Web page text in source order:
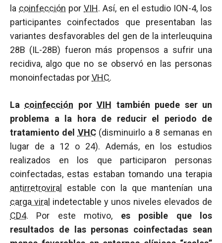
la coinfección porVIH. Así, en el estudio ION-4, los
participantes coinfectados que presentaban las
variantes desfavorables del gen de la interleuquina
28B (IL-28B) fueron más propensos a sufrir una
recidiva, algo que no se observó en las personas
monoinfectadas porVHC.
La coinfección porVIH también puede ser un
problema a la hora de reducir el periodo de
tratamiento del VHC (disminuirlo a 8 semanas en
lugar de a 12 o 24). Además, en los estudios
realizados en los que participaron personas
coinfectadas, estas estaban tomando una terapia
antirretroviral
estable con la que mantenían una
carga viral indetectable y unos niveles elevados de
CD4. Por este motivo, es posible que los
resultados de las personas coinfectadas sean